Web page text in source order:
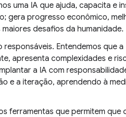
uma IA que ajuda, capacita e
gera progresso econômico,
desafios da humanidade.
responsáveis. Entendemos que
apresenta complexidades e
a IA com
e a iteração, aprendendo à
ferramentas que permitem que